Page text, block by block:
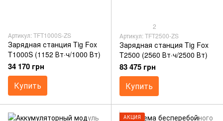
Артикул: TFT1000S-ZS
Зарядная станция Tig Fox
T1000S (1152 Вт·ч/1000 Вт)
34 170 грн
Купить
2
Артикул: TFT2500-ZS
Зарядная станция Tig Fox
T2500 (2560 Вт·ч/2500 Вт)
83 475 грн
Купить
АКЦИЯ